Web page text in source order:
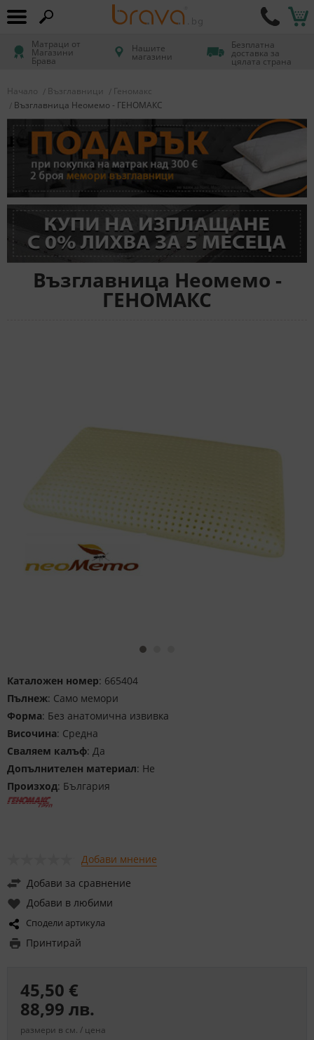
Матраци от
Магазини
Брава
Нашите
магазини
Безплатна
доставка за
цялата страна
Начало Възглавници
Геномакс
Възглавница Неомемо - ГЕНОМАКС
Възглавница Неомемо -
ГЕНОМАКС
Каталожен номер: 665404
Пълнеж: Само мемори
Форма: Без анатомична извивка
Височина: Средна
Сваляем калъф: Да
Допълнителен материал: Не
Произход: България
Добави мнение
Добави за сравнение
Добави в любими
Сподели артикула
Принтирай
45,50 €
88,99 лв.
размери в см. / цена